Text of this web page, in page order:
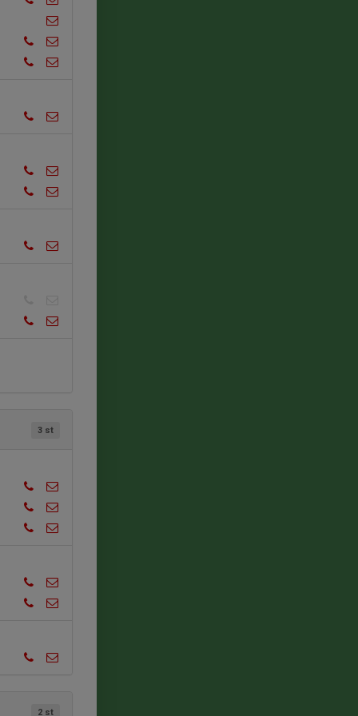
3 st
2 st